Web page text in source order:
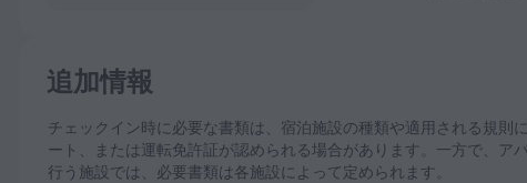
追加情報
チェックイン時に必要な書類は、宿泊施設の種類や適用される規則によって異なります。ホテルなどの宿泊施設では、ロシア国内用パスポート、海外旅行用パスポ
ート、または運転免許証が認められる場合があります。一方で、
行う施設では、必要書類は各施設によって定められます。